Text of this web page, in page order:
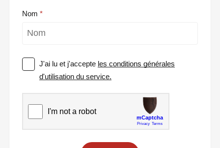
Nom
J'ai lu et j'accepte les conditions générales
d'utilisation du service.